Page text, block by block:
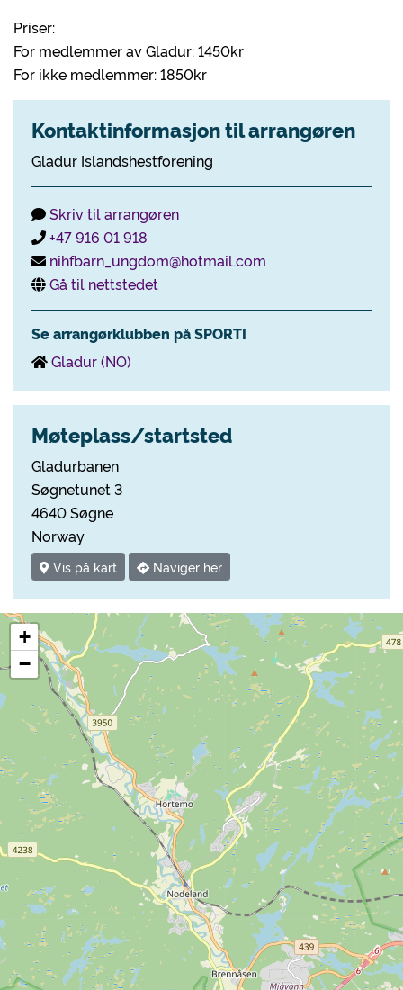
Priser:
For medlemmer av Gladur: 1450kr
For ikke medlemmer: 1850kr
Kontaktinformasjon til arrangøren
Gladur Islandshestforening
Skriv til arrangøren
+47 916 01 918
nihfbarn_ungdom@hotmail.com
Gå til nettstedet
Se arrangørklubben på SPORTI
Gladur (NO)
Møteplass/startsted
Gladurbanen
Søgnetunet 3
4640 Søgne
Norway
Vis på kart Naviger her
+
−